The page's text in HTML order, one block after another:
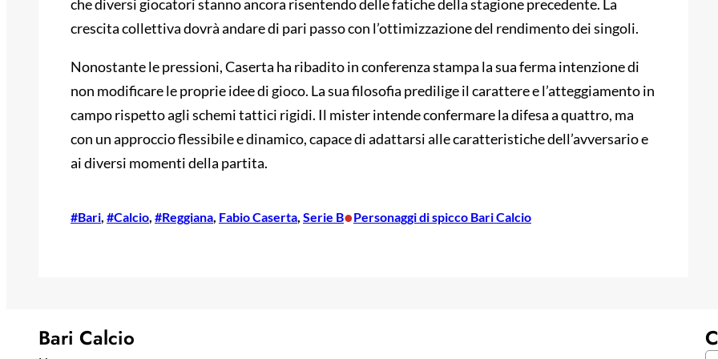
che diversi giocatori stanno ancora risentendo delle fatiche della stagione precedente. La
crescita collettiva dovrà andare di pari passo con l’ottimizzazione del rendimento dei singoli.
Nonostante le pressioni, Caserta ha ribadito in conferenza stampa la sua ferma intenzione di
non modificare le proprie idee di gioco. La sua filosofia predilige il carattere e l’atteggiamento in
campo rispetto agli schemi tattici rigidi. Il mister intende confermare la difesa a quattro, ma
con un approccio flessibile e dinamico, capace di adattarsi alle caratteristiche dell’avversario e
ai diversi momenti della partita.
#Bari, #Calcio, #Reggiana, Fabio Caserta, Serie B•Personaggi di spicco Bari Calcio
Bari Calcio